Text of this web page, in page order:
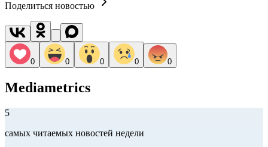
Поделиться новостью
0 0 0 0 0
Mediametrics
5
самых читаемых новостей недели